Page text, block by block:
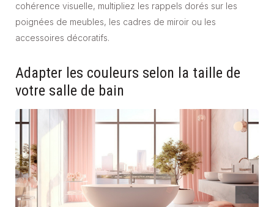
cohérence visuelle, multipliez les rappels dorés sur les
poignées de meubles, les cadres de miroir ou les
accessoires décoratifs.
Adapter les couleurs selon la taille de
votre salle de bain